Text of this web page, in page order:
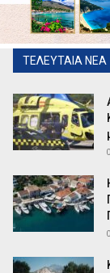
ΤΕΛΕΥΤΑΙΑ ΝΕΑ